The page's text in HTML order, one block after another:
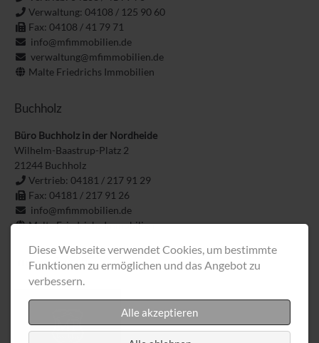
Verwaltung: 04108 / 125 90 60
Fax: 04108 / 41 79 71
info@mfimmobilien.de
verwaltung@mfimmobilien.de
Malte Friedrichs Immobilien
Buchholz
Büro Buchholz in der Nordheide
Wilhelm-Baastrup-Platz 2
21244 Buchholz
Vertrieb: 04181 / 217 91 29
Fax: 04181 / 217 91 26
info@mfimmobilien.de
Malte Friedrichs Immobilien
Image-Broschüre
Diese Webseite verwendet Cookies, um bestimmte
Funktionen zu ermöglichen und das Angebot zu
verbessern.
Alle akzeptieren